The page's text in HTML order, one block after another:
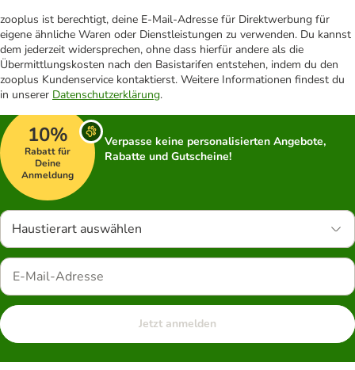
zooplus ist berechtigt, deine E-Mail-Adresse für Direktwerbung für
eigene ähnliche Waren oder Dienstleistungen zu verwenden. Du kannst
dem jederzeit widersprechen, ohne dass hierfür andere als die
Übermittlungskosten nach den Basistarifen entstehen, indem du den
zooplus Kundenservice kontaktierst. Weitere Informationen findest du
in unserer Datenschutzerklärung.
10%
Rabatt für
Deine
Anmeldung
Verpasse keine personalisierten Angebote,
Rabatte und Gutscheine!
Haustierart auswählen
Jetzt anmelden